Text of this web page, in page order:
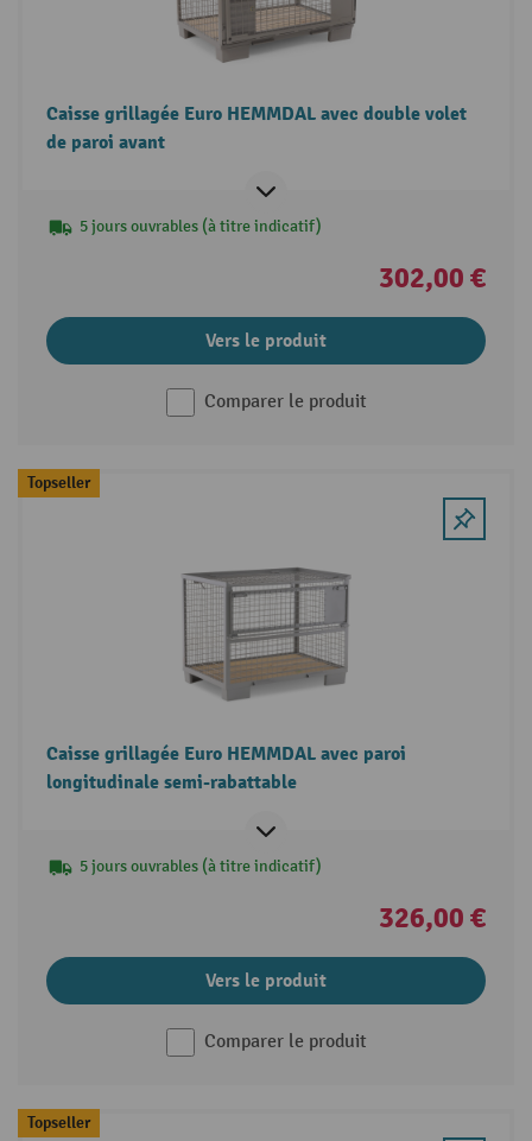
Caisse grillagée Euro HEMMDAL avec double volet
de paroi avant
5 jours ouvrables (à titre indicatif)
302,00 €
Vers le produit
Comparer le produit
Topseller
Caisse grillagée Euro HEMMDAL avec paroi
longitudinale semi-rabattable
5 jours ouvrables (à titre indicatif)
326,00 €
Vers le produit
Comparer le produit
Topseller